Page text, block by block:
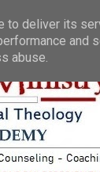
deliver its
abuse.